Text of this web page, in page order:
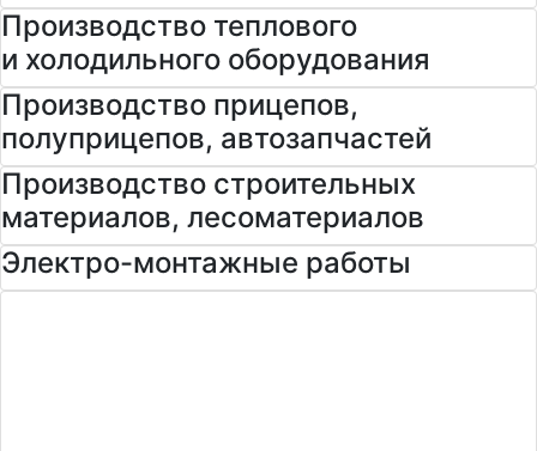
Производство теплового
и холодильного оборудования
Производство прицепов,
полуприцепов, автозапчастей
Производство строительных
материалов, лесоматериалов
Электро-монтажные работы